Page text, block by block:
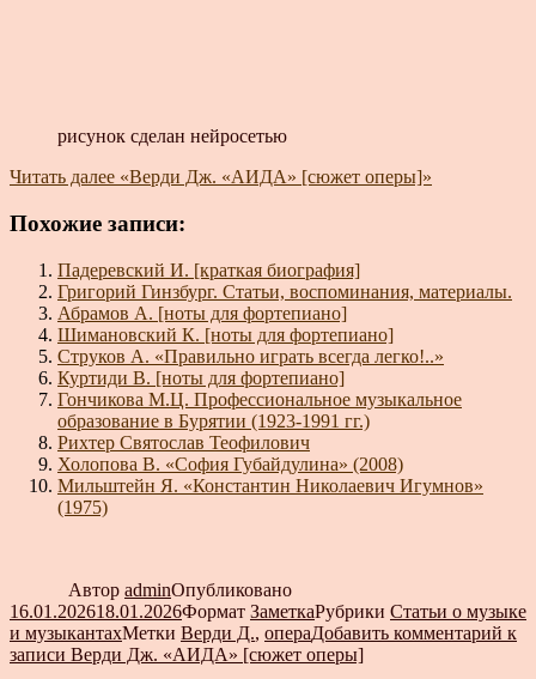
рисунок сделан нейросетью
Читать далее «Верди Дж. «АИДА» [сюжет оперы]»
Похожие записи:
Падеревский И. [краткая биография]
Григорий Гинзбург. Статьи, воспоминания, материалы.
Абрамов А. [ноты для фортепиано]
Шимановский К. [ноты для фортепиано]
Струков А. «Правильно играть всегда легко!..»
Куртиди В. [ноты для фортепиано]
Гончикова М.Ц. Профессиональное музыкальное
образование в Бурятии (1923-1991 гг.)
Рихтер Святослав Теофилович
Холопова В. «София Губайдулина» (2008)
Мильштейн Я. «Константин Николаевич Игумнов»
(1975)
Автор adminОпубликовано
16.01.202618.01.2026Формат ЗаметкаРубрики Статьи о музыке
и музыкантахМетки Верди Д., операДобавить комментарий к
записи Верди Дж. «АИДА» [сюжет оперы]